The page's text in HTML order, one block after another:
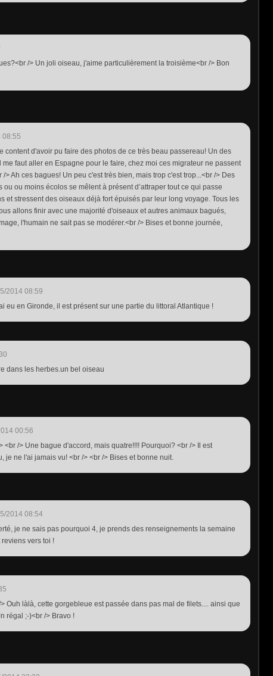
/> Un joli oiseau, j'aime particulièrement la troisième<br /> Bon
08:55
content d'avoir pu faire des photos de ce très beau passereau! Un des
me faut aller en Espagne pour le faire, chez moi ces migrateur ne passent
/> Ah ces bagues! Un peu c'est très bien, mais trop c'est trop...<br /> Des
ou ou moins écolos se mêlent à présent d’attraper tout ce qui passe
et stressent des oiseaux déjà fort épuisés par leur long voyage. Tous les
allons finir avec une majorité d'oiseaux et autres animaux bagués,
l'humain ne sait pas se modérer.<br /> Bises et bonne journée,
2014 08:59
eu en Gironde, il est présent sur une partie du littoral Atlantique !
dans les herbes.un bel oiseau
00:56
<br /> Une bague d'accord, mais quatre!!!! Pourquoi? <br /> Il est
je ne l'ai jamais vu! <br /> <br /> Bises et bonne nuit.
2014 08:54
je ne sais pas pourquoi 4, je prends des renseignements la semaine
vers toi !
Ouh làlà, cette gorgebleue est passée dans pas mal de filets.... ainsi que
régal ;-)<br /> Bravo !